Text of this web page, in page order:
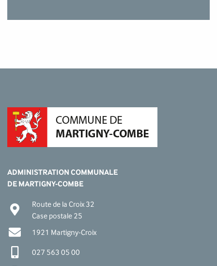
ADMINISTRATION COMMUNALE
DE MARTIGNY-COMBE
Route de la Croix 32
Case postale 25
1921 Martigny-Croix
027 563 05 00